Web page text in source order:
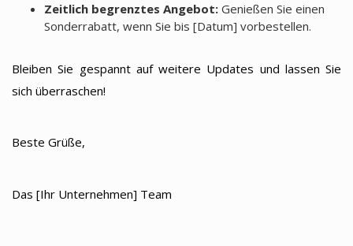
Zeitlich begrenztes Angebot:Genießen Sie einen
Sonderrabatt, wenn Sie bis [Datum] vorbestellen.
Bleiben Sie gespannt auf weitere Updates und lassen Sie
sich überraschen!
Beste Grüße,
Das [Ihr Unternehmen] Team